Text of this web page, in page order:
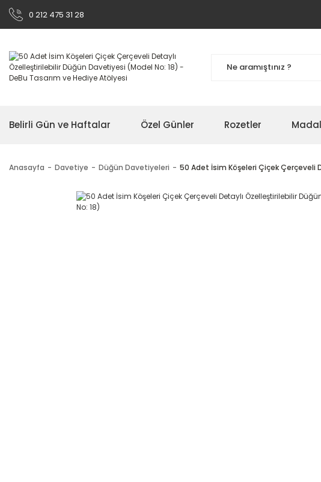
0 212 475 31 28
Belirli Gün ve Haftalar Özel Günler Rozetler
Anasayfa Davetiye Düğün Davetiyeleri 50 Adet İsim Köşeleri Çiçek Çerçeveli